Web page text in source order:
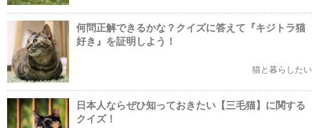
何問正解できるかな？クイズに答えて『キジトラ猫
好き』を証明しよう！
猫と暮らしたい
日本人ならぜひ知っておきたい【三毛猫】に関する
クイズ！